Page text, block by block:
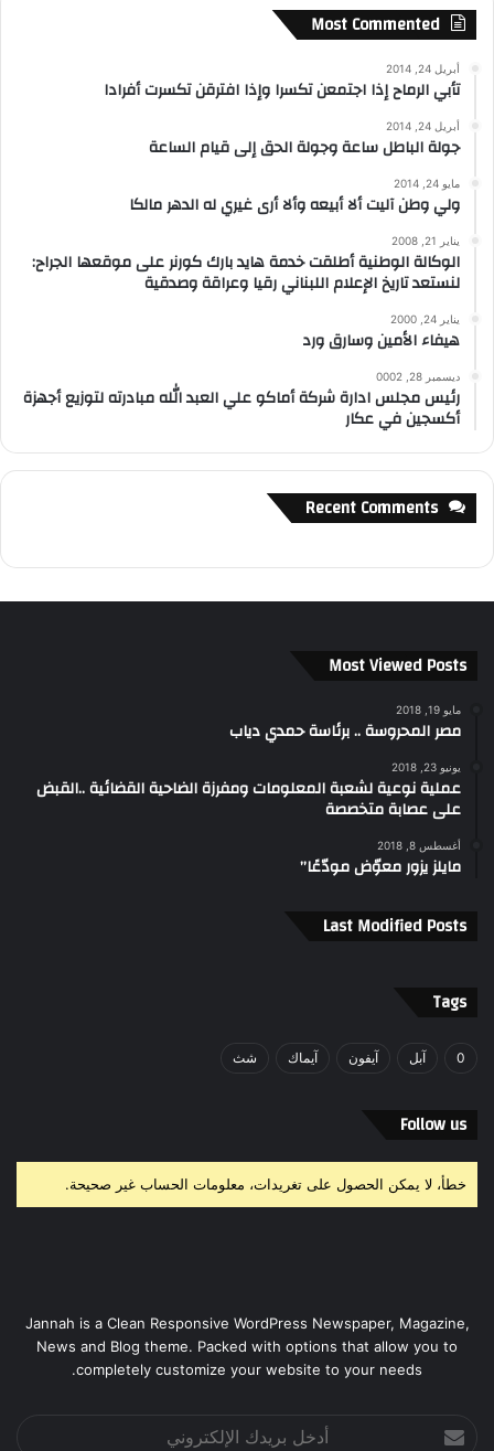
Most Commented
أبريل 24, 2014
تأبي الرماح إذا اجتمعن تكسرا وإذا افترقن تكسرت أفرادا
أبريل 24, 2014
جولة الباطل ساعة وجولة الحق إلى قيام الساعة
مايو 24, 2014
ولي وطن آليت ألا أبيعه وألا أرى غيري له الدهر مالكا
يناير 21, 2008
الوكالة الوطنية أطلقت خدمة هايد بارك كورنر على موقعها الجراح:
لنستعد تاريخ الإعلام اللبناني رقيا وعراقة وصدقية
يناير 24, 2000
هيفاء الأمين وسارق ورد
ديسمبر 28, 0002
رئيس مجلس ادارة شركة أماكو علي العبد الله مبادرته لتوزيع أجهزة
أكسجين في عكار
Recent Comments
Most Viewed Posts
مايو 19, 2018
مصر المحروسة .. برئاسة حمدي دياب
يونيو 23, 2018
عملية نوعية لشعبة المعلومات ومفرزة الضاحية القضائية ..القبض
على عصابة متخصصة
أغسطس 8, 2018
مايلز يزور معوّض مودّعًا”
Last Modified Posts
Tags
0 آبل آيفون آيماك شث
Follow us
خطأ، لا يمكن الحصول على تغريدات، معلومات الحساب غير صحيحة.
Jannah is a Clean Responsive WordPress Newspaper, Magazine,
News and Blog theme. Packed with options that allow you to
completely customize your website to your needs.
بريدك